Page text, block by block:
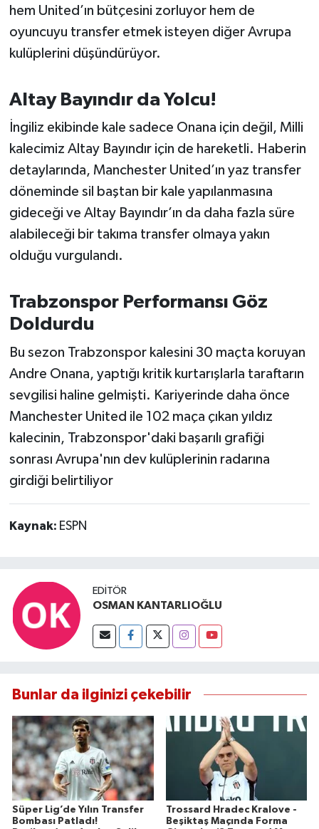
hem United’ın bütçesini zorluyor hem de
oyuncuyu transfer etmek isteyen diğer Avrupa
kulüplerini düşündürüyor.
Altay Bayındır da Yolcu!
İngiliz ekibinde kale sadece Onana için değil, Milli
kalecimiz Altay Bayındır için de hareketli. Haberin
detaylarında, Manchester United’ın yaz transfer
döneminde sil baştan bir kale yapılanmasına
gideceği ve Altay Bayındır’ın da daha fazla süre
alabileceği bir takıma transfer olmaya yakın
olduğu vurgulandı.
Trabzonspor Performansı Göz
Doldurdu
Bu sezon Trabzonspor kalesini 30 maçta koruyan
Andre Onana, yaptığı kritik kurtarışlarla taraftarın
sevgilisi haline gelmişti. Kariyerinde daha önce
Manchester United ile 102 maça çıkan yıldız
kalecinin, Trabzonspor'daki başarılı grafiği
sonrası Avrupa'nın dev kulüplerinin radarına
girdiği belirtiliyor
Kaynak: ESPN
EDITÖR
OSMAN KANTARLIOĞLU
Bunlar da ilginizi çekebilir
Süper Lig’de Yılın Transfer
Bombası Patladı!
Trossard Hradec Kralove -
Beşiktaş Maçında Forma
TÜRKİYE
YAŞAM